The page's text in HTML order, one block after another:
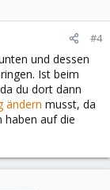
#4
und dessen
Ist beim
du dort dann
ändern musst, da
haben auf die